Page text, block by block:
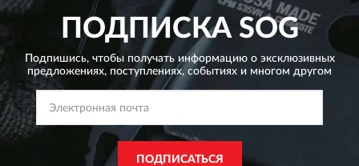
ПОДПИСКАSOG
Подпишись, чтобы получать информацию о эксклюзивных
предложениях, поступлениях, событиях и многом другом
ПОДПИСАТЬСЯ